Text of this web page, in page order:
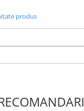
produs